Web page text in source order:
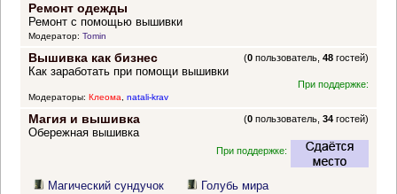
Ремонт одежды
Ремонт с помощью вышивки
Модератор: Tomin
Вышивка как бизнес (0 пользователь,48 гостей)
Как заработать при помощи вышивки
При поддержке:
Модераторы: Клеома, natali-krav
Магия и вышивка (0 пользователь,34 гостей)
Обережная вышивка
При поддержке:
Магический сундучок Голубь мира